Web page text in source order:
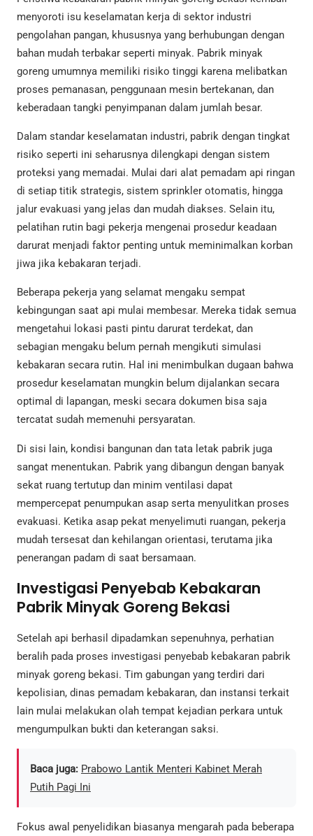
menyoroti isu keselamatan kerja di sektor industri
pengolahan pangan, khususnya yang berhubungan dengan
bahan mudah terbakar seperti minyak. Pabrik minyak
goreng umumnya memiliki risiko tinggi karena melibatkan
proses pemanasan, penggunaan mesin bertekanan, dan
keberadaan tangki penyimpanan dalam jumlah besar.
Dalam standar keselamatan industri, pabrik dengan tingkat
risiko seperti ini seharusnya dilengkapi dengan sistem
proteksi yang memadai. Mulai dari alat pemadam api ringan
di setiap titik strategis, sistem sprinkler otomatis, hingga
jalur evakuasi yang jelas dan mudah diakses. Selain itu,
pelatihan rutin bagi pekerja mengenai prosedur keadaan
darurat menjadi faktor penting untuk meminimalkan korban
jiwa jika kebakaran terjadi.
Beberapa pekerja yang selamat mengaku sempat
kebingungan saat api mulai membesar. Mereka tidak semua
mengetahui lokasi pasti pintu darurat terdekat, dan
sebagian mengaku belum pernah mengikuti simulasi
kebakaran secara rutin. Hal ini menimbulkan dugaan bahwa
prosedur keselamatan mungkin belum dijalankan secara
optimal di lapangan, meski secara dokumen bisa saja
tercatat sudah memenuhi persyaratan.
Di sisi lain, kondisi bangunan dan tata letak pabrik juga
sangat menentukan. Pabrik yang dibangun dengan banyak
sekat ruang tertutup dan minim ventilasi dapat
mempercepat penumpukan asap serta menyulitkan proses
evakuasi. Ketika asap pekat menyelimuti ruangan, pekerja
mudah tersesat dan kehilangan orientasi, terutama jika
penerangan padam di saat bersamaan.
Investigasi Penyebab Kebakaran
Pabrik Minyak Goreng Bekasi
Setelah api berhasil dipadamkan sepenuhnya, perhatian
beralih pada proses investigasi penyebab kebakaran pabrik
minyak goreng bekasi. Tim gabungan yang terdiri dari
kepolisian, dinas pemadam kebakaran, dan instansi terkait
lain mulai melakukan olah tempat kejadian perkara untuk
mengumpulkan bukti dan keterangan saksi.
Baca juga: Prabowo Lantik Menteri Kabinet Merah
Putih Pagi Ini
Fokus awal penyelidikan biasanya mengarah pada beberapa